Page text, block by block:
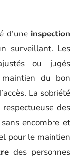
d’une inspection
surveillant. Les
ou jugés
du bon
La sobriété
des
encombre et
pour le maintien
des personnes